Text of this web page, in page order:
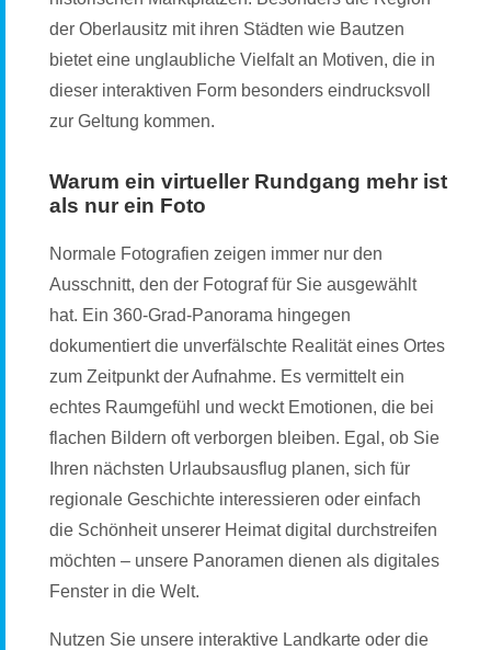
der Oberlausitz mit ihren Städten wie Bautzen
bietet eine unglaubliche Vielfalt an Motiven, die in
dieser interaktiven Form besonders eindrucksvoll
zur Geltung kommen.
Warum ein virtueller Rundgang mehr ist
als nur ein Foto
Normale Fotografien zeigen immer nur den
Ausschnitt, den der Fotograf für Sie ausgewählt
hat. Ein 360-Grad-Panorama hingegen
dokumentiert die unverfälschte Realität eines Ortes
zum Zeitpunkt der Aufnahme. Es vermittelt ein
echtes Raumgefühl und weckt Emotionen, die bei
flachen Bildern oft verborgen bleiben. Egal, ob Sie
Ihren nächsten Urlaubsausflug planen, sich für
regionale Geschichte interessieren oder einfach
die Schönheit unserer Heimat digital durchstreifen
möchten – unsere Panoramen dienen als digitales
Fenster in die Welt.
Nutzen Sie unsere interaktive Landkarte oder die